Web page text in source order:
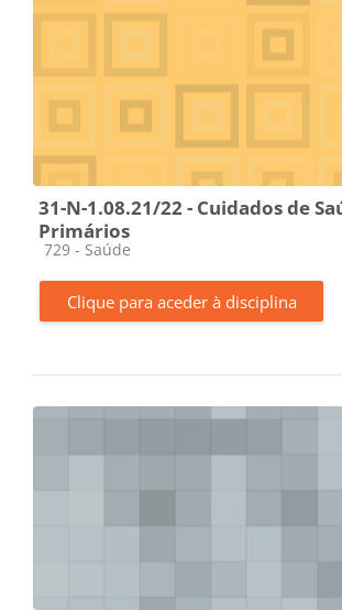
31-N-1.08.21/22 - Cuidados de
Primários
Categoria da disciplina
729 - Saúde
Clique para aceder à disciplina